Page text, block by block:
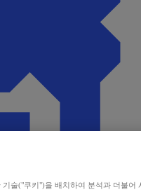
술("쿠키")을 배치하여 분석과 더불어